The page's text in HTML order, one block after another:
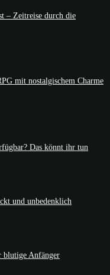
– Zeitreise durch die
mit nostalgischem Charme
Das könnt ihr tun
und unbedenklich
blutige Anfänger